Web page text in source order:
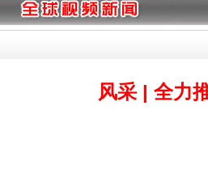
风采 | 全力